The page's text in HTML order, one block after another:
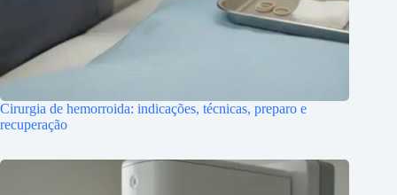
Cirurgia de hemorroida: indicações, técnicas, preparo e
recuperação